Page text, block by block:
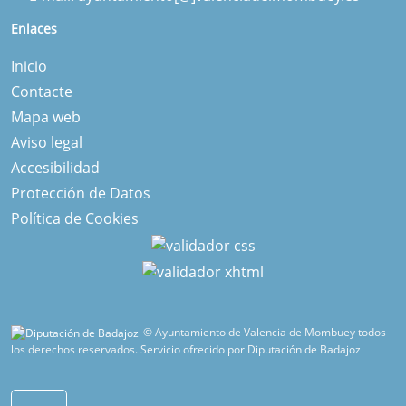
Enlaces
Inicio
Contacte
Mapa web
Aviso legal
Accesibilidad
Protección de Datos
Política de Cookies
© Ayuntamiento de Valencia de Mombuey todos
los derechos reservados.Servicio ofrecido por Diputación de Badajoz